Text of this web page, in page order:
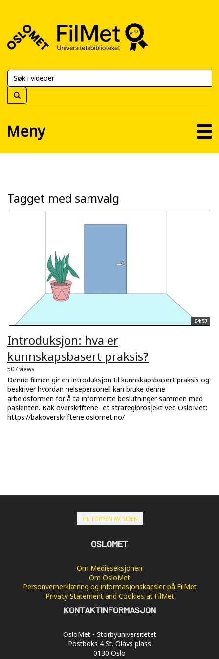
FilMet
Universitetsbiblioteket
Meny
Tagget med samvalg
04:57
Introduksjon: hva er
kunnskapsbasert praksis?
507 views
Denne filmen gir en introduksjon til kunnskapsbasert praksis og
beskriver hvordan helsepersonell kan bruke denne
arbeidsformen for å ta informerte beslutninger sammen med
pasienten. Bak overskriftene- et strategiprosjekt ved OsloMet:
https://bakoverskriftene.oslomet.no/
TIL TOPPEN AV SIDEN
OSLOMET
Om Medieseksjonen
Om OsloMet
Personvernerklæring og informasjonskapsler på FilMet
Privacy Statement and Cookies at FilMet
KONTAKTINFORMASJON
OsloMet - Storbyuniversitetet
Postboks 4 St. Olavs plass
0130 Oslo